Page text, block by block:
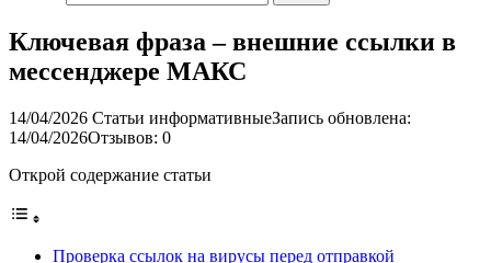
Ключевая фраза – внешние ссылки в
мессенджере МАКС
14/04/2026 Статьи информативныеЗапись обновлена:
14/04/2026Отзывов: 0
Открой содержание статьи
Проверка ссылок на вирусы перед отправкой